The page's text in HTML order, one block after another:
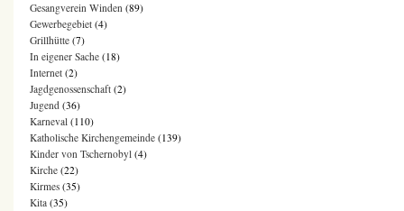
Gesangverein Winden (89)
Gewerbegebiet (4)
Grillhütte (7)
In eigener Sache (18)
Internet (2)
Jagdgenossenschaft (2)
Jugend (36)
Karneval (110)
Katholische Kirchengemeinde (139)
Kinder von Tschernobyl (4)
Kirche (22)
Kirmes (35)
Kita (35)